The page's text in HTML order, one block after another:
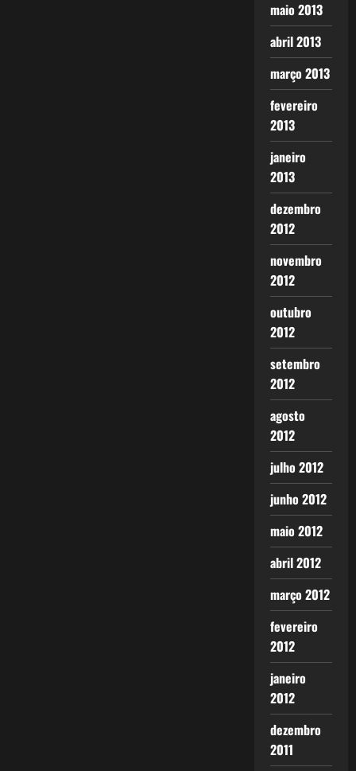
maio 2013
abril 2013
março 2013
fevereiro
2013
janeiro
2013
dezembro
2012
novembro
2012
outubro
2012
setembro
2012
agosto
2012
julho 2012
junho 2012
maio 2012
abril 2012
março 2012
fevereiro
2012
janeiro
2012
dezembro
2011